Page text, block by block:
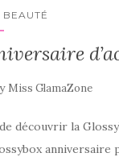
Miss GlamaZone
découvrir la
anniversaire